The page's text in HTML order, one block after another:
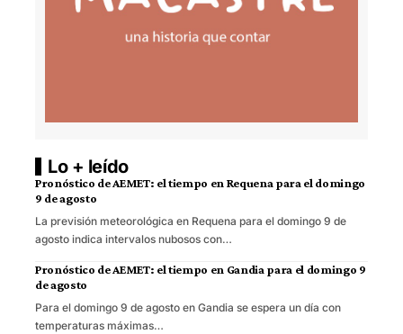
Lo + leído
Pronóstico de AEMET: el tiempo en Requena para el domingo
9 de agosto
La previsión meteorológica en Requena para el domingo 9 de
agosto indica intervalos nubosos con…
Pronóstico de AEMET: el tiempo en Gandia para el domingo 9
de agosto
Para el domingo 9 de agosto en Gandia se espera un día con
temperaturas máximas…